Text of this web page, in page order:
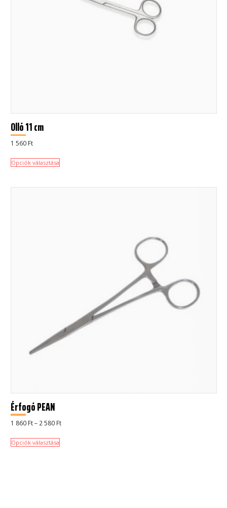
Olló 11 cm
1 560 Ft
Opciók választása
Érfogó PEAN
1 860 Ft – 2 580 FtÁrtartomány:
Opciók választása